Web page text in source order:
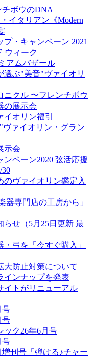
ボウのDNA
イタリアン《Modern
・キャンペーン 2021
ウィーク
アムバザール
選ぶ"美音"ヴァイオリ
ニクル 〜フレンチボウ
の展示会
オリン福引
ァイオリン・グラン
示会
ンペーン2020 弦活応援
のヴァイオリン鑑定入
器専門店の工房から」
らせ（5月25日更新 最
弓を「今すぐ購入」
大防止対策について
インナップを発表
イトがリニューアル
号
号
ック26年6月号
号
刊号「弾ける♪チャー